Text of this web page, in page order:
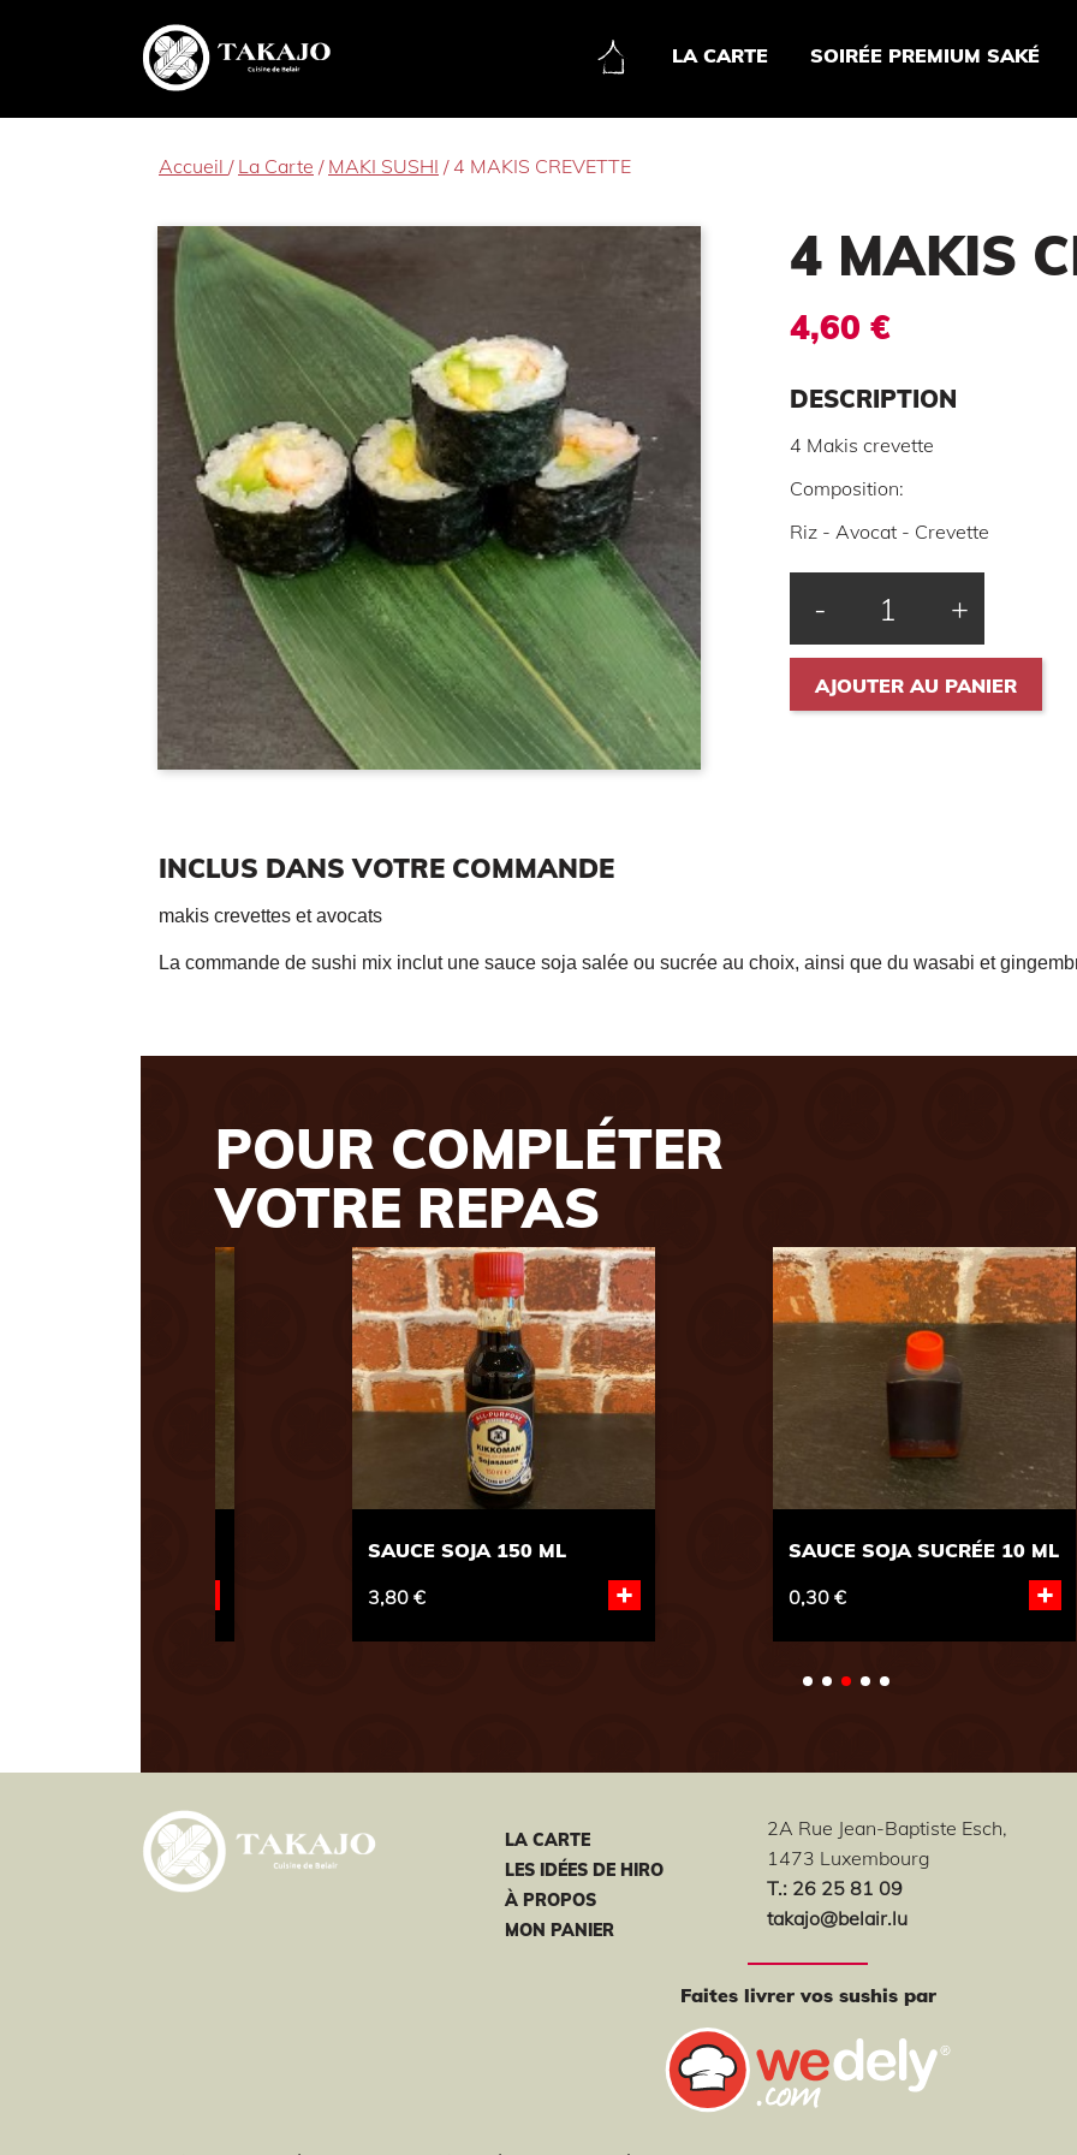
LA CARTE SOIRÉE PREMIUM SAKÉ
Accueil / La Carte / MAKI SUSHI / 4 MAKIS CREVETTE
4 MAKIS
4,60 €
DESCRIPTION
4 Makis crevette
Composition:
Riz - Avocat - Crevette
- +
AJOUTER AU PANIER
INCLUS DANS VOTRE COMMANDE
makis crevettes et avocats
La commande de sushi mix inclut une sauce soja salée ou sucrée au choix, ainsi que du wasabi et
POUR COMPLÉTER
VOTRE REPAS
SAUCE SOJA SUCRÉE 10 ML
SAUCE SOJA 500 ML
LA CARTE
LES IDÉES DE HIRO
À PROPOS
MON PANIER
2A Rue Jean-Baptiste Esch,
1473 Luxembourg
T.: 26 25 81 09
takajo@belair.lu
Faites livrer vos sushis par